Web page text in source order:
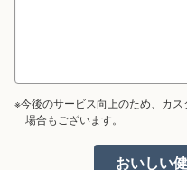
※今後のサービス向上のため、カ
場合もございます。